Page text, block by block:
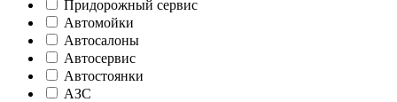
Придорожный сервис
Автомойки
Автосалоны
Автосервис
Автостоянки
АЗС